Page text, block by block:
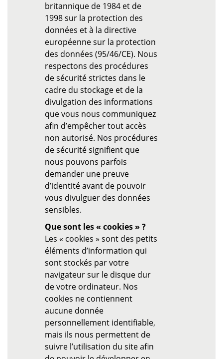
britannique de 1984 et de
1998 sur la protection des
données et à la directive
européenne sur la protection
des données (95/46/CE). Nous
respectons des procédures
de sécurité strictes dans le
cadre du stockage et de la
divulgation des informations
que vous nous communiquez
afin d’empêcher tout accès
non autorisé. Nos procédures
de sécurité signifient que
nous pouvons parfois
demander une preuve
d’identité avant de pouvoir
vous divulguer des données
sensibles.
Que sont les « cookies » ?
Les « cookies » sont des petits
éléments d’information qui
sont stockés par votre
navigateur sur le disque dur
de votre ordinateur. Nos
cookies ne contiennent
aucune donnée
personnellement identifiable,
mais ils nous permettent de
suivre l’utilisation du site afin